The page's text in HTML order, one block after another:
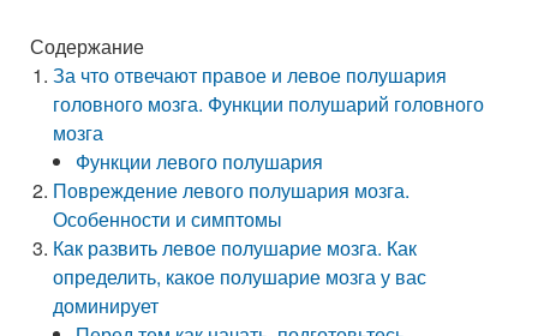
Содержание
За что отвечают правое и левое полушария
головного мозга. Функции полушарий головного
мозга
Функции левого полушария
Повреждение левого полушария мозга.
Особенности и симптомы
Как развить левое полушарие мозга. Как
определить, какое полушарие мозга у вас
доминирует